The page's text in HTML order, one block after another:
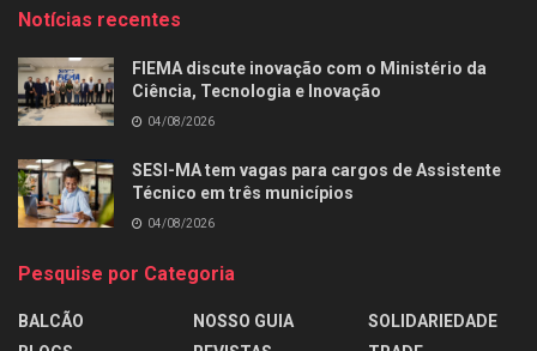
Notícias recentes
FIEMA discute inovação com o Ministério da
Ciência, Tecnologia e Inovação
04/08/2026
SESI-MA tem vagas para cargos de Assistente
Técnico em três municípios
04/08/2026
Pesquise por Categoria
BALCÃO
NOSSO GUIA
SOLIDARIEDADE